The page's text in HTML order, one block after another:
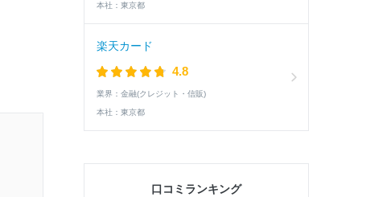
本社： 東京都
楽天カード
4.8
業界： 金融(クレジット・信販)
本社： 東京都
口コミランキング